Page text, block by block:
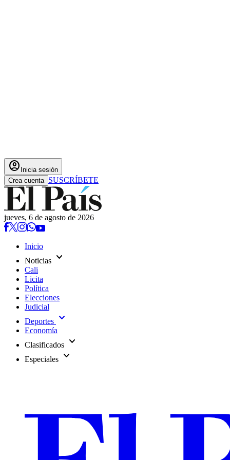
account_circle Inicia sesión
Crea cuenta SUSCRÍBETE
jueves, 6 de agosto de 2026
Inicio
Noticias expand_more
Cali
Licita
Política
Elecciones
Judicial
Deportes expand_more
Economía
Clasificados expand_more
Especiales expand_more